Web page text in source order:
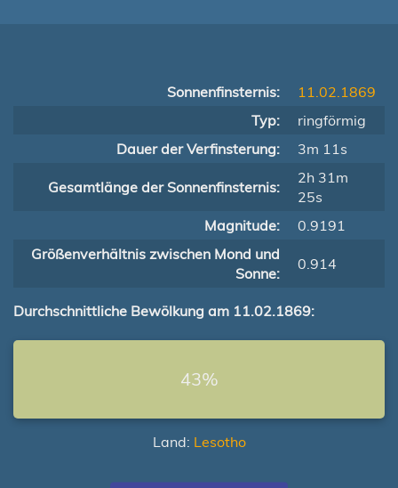
Sonnenfinsternis:
11.02.1869
Typ:
ringförmig
Dauer der Verfinsterung:
3m 11s
Gesamtlänge der Sonnenfinsternis:
2h 31m
25s
Magnitude:
0.9191
Größenverhältnis zwischen Mond und
Sonne:
0.914
Durchschnittliche Bewölkung am 11.02.1869:
43%
Land: Lesotho